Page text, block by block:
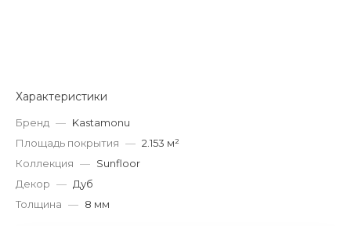
Характеристики
Бренд — Kastamonu
Площадь покрытия — 2.153 м²
Коллекция — Sunfloor
Декор — Дуб
Толщина — 8 мм